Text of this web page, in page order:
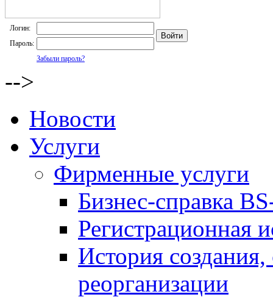
Логин:
Пароль:
Забыли пароль?
-->
Новости
Услуги
Фирменные услуги
Бизнес-справка
Регистрационная
История
реорганизации